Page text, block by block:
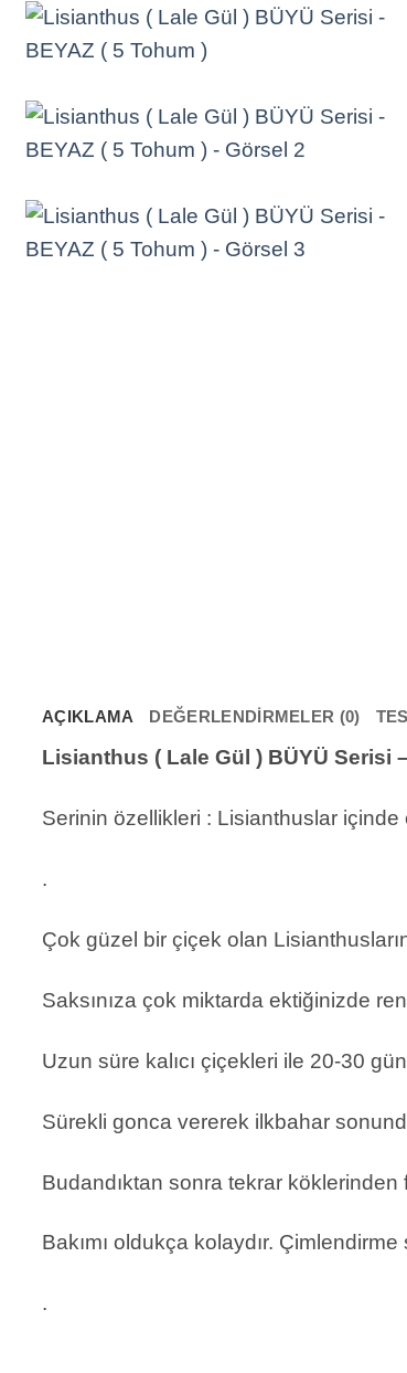
AÇIKLAMA DEĞERLENDIRMELER (0)
Lisianthus ( Lale Gül ) BÜYÜ Serisi
Serinin özellikleri : Lisianthuslar
.
Çok güzel bir çiçek olan
Saksınıza çok miktarda ektiğinizde
Uzun süre kalıcı çiçekleri ile 20-30
Sürekli gonca vererek ilkbahar
Budandıktan sonra tekrar köklerinden
Bakımı oldukça kolaydır.
.